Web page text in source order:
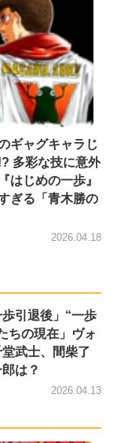
ギャグキャラじ
多彩な技に意外
はじめの一歩』
ぎる「青木勝の
2026.04.18
歩引退後」“一歩
ちの現在」ヴォ
武士、間柴了
は？
2026.04.13